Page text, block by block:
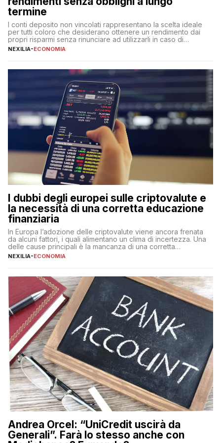
termine
I conti deposito non vincolati rappresentano la scelta ideale
per tutti coloro che desiderano ottenere un rendimento dai
propri risparmi senza rinunciare ad utilizzarli in caso di
necessità. A differenza delle forme vincolate tradizionali,
flessibilità e rendimento. Come funzionano […]
NEXILIA-ECONOMIA
I dubbi degli europei sulle criptovalute e
la necessità di una corretta educazione
finanziaria
In Europa l’adozione delle criptovalute viene ancora frenata
da alcuni fattori, i quali alimentano un clima di incertezza. Una
delle cause principali è la mancanza di una corretta
educazione finanziaria, che impedisce ad una larga parte della
sulle criptovalute: […]
NEXILIA-ECONOMIA
Andrea Orcel: “UniCredit uscirà da
Generali”. Farà lo stesso anche con